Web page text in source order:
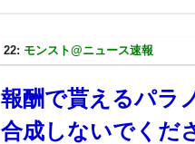
22: モンスト@ニュース速報
報酬で貰えるパラ
合成しないでくだ